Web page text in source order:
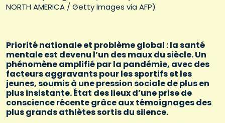
NORTH AMERICA / Getty Images via AFP)
Priorité nationale et problème global : la santé
mentale est devenu l’un des maux du siècle. Un
phénomène amplifié par la pandémie, avec des
facteurs aggravants pour les sportifs et les
jeunes, soumis à une pression sociale de plus en
plus insistante. État des lieux d’une prise de
conscience récente grâce aux témoignages des
plus grands athlètes sortis du silence.